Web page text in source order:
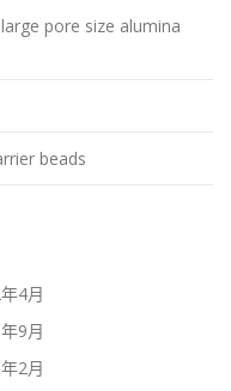
pore size alumina
beads
4月
9月
2月